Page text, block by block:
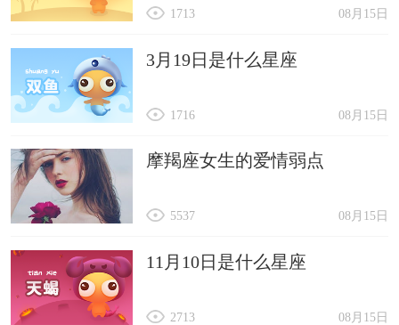
08月15日
1713
3月19日是什么星座
08月15日
1716
摩羯座女生的爱情弱点
08月15日
5537
11月10日是什么星座
08月15日
2713